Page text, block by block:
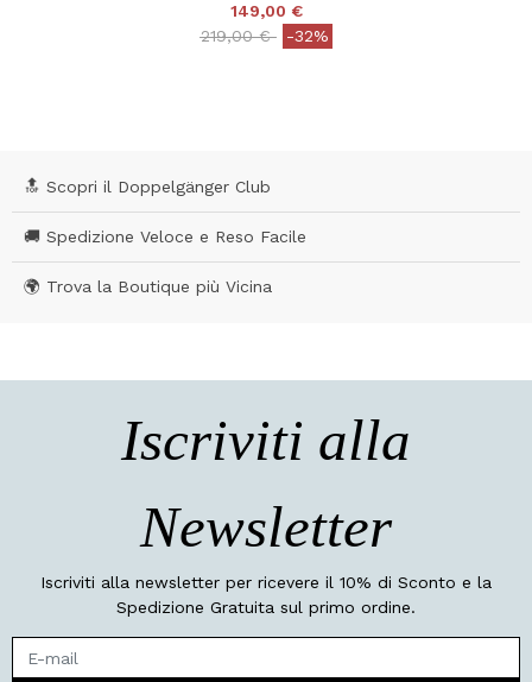
149,00 €
Price reduced from
219,00 €to-32%
🔝 Scopri il Doppelgänger Club
🚚 Spedizione Veloce e Reso Facile
🌍 Trova la Boutique più Vicina
Iscriviti alla
Newsletter
Iscriviti alla newsletter per ricevere il 10% di Sconto e la
Spedizione Gratuita sul primo ordine.